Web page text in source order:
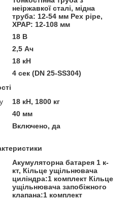
неіржавкої сталі, мідна
труба: 12-54 мм Pex pipe,
XPAP: 12-108 мм
18 В
2,5 Ач
18 кН
4 сек (DN 25-SS304)
18 кН, 1800 кг
40 мм
Включено, да
Акумуляторна батарея 1 к-
кт, Кільце ущільнювача
циліндра:1 комплект Кільце
ущільнювача запобіжного
клапана:1 комплект